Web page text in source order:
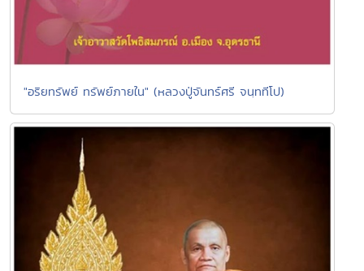
"อริยทรัพย์ ทรัพย์ภายใน" (หลวงปู่จันทร์ศรี จนฺททีโป)